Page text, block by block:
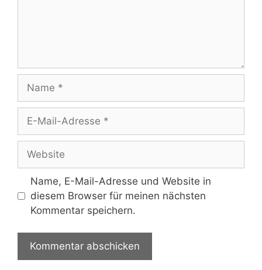
Mail-
Adresse
Name, E-Mail-Adresse und Website in
diesem Browser für meinen nächsten
Kommentar speichern.